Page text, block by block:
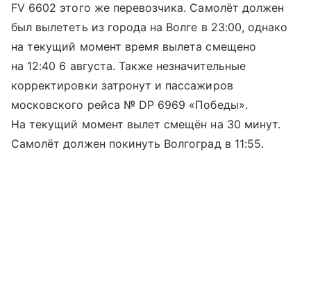
FV 6602 этого же перевозчика. Самолёт должен
был вылететь из города на Волге в 23:00, однако
на текущий момент время вылета смещено
на 12:40 6 августа. Также незначительные
корректировки затронут и пассажиров
московского рейса № DP 6969 «Победы».
На текущий момент вылет смещён на 30 минут.
Самолёт должен покинуть Волгоград в 11:55.